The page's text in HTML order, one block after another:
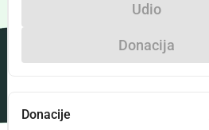
Udio
Donacija
Donacije